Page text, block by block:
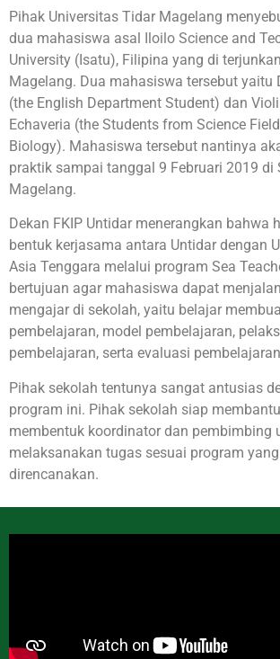
Pihak Universitas Tidar Magelang
dua mahasiswa asal Iloilo Science and
University (Isatu), Filipina yang di
Magelang. Dua mahasiswa tersebut yaitu
(the English Department Student) dan
Echaveria (the Students from Science
Biology). Mahasiswa tersebut nantinya
praktik sampai tanggal 9 Februari 2019 di
Magelang.
Dekan FKIP Untidar menerangkan bahwa
bentuk kerjasama antara Untidar dengan
Asia Tenggara melalui program Sea
bertujuan agar mahasiswa dapat
mengajar di sekolah, yaitu belajar
pembelajaran, model pembelajaran,
pembelajaran, serta evaluasi
Pihak sekolah tentunya sangat antusias
program ini. Pihak sekolah siap
membentuk koordinator dan pembimbing
melaksanakan tugas sesuai program
direncanakan.